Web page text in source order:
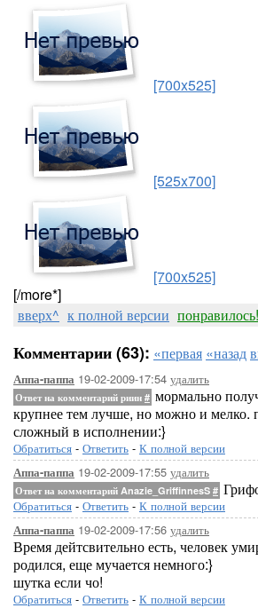
[700x525]
[525x700]
[700x525]
[/more*]
вверх^ к полной версии понравилось!
Комментарии (63): «первая «назад
Аппа-паппа 19-02-2009-17:54 удалить
Ответ на комментарий риин # мормально
крупнее тем лучше, но можно и
сложный в исполнении:}
Обратиться - Ответить - К полной версии
Аппа-паппа 19-02-2009-17:55 удалить
Ответ на комментарий Anazie_GriffinnesS #
Обратиться - Ответить - К полной версии
Аппа-паппа 19-02-2009-17:56 удалить
Время дейтсвительно есть, человек
родился, еще мучается немного:}
шутка если чо!
Обратиться - Ответить - К полной версии